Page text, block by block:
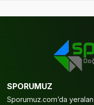
SPORUMUZ
Sporumuz.com’da